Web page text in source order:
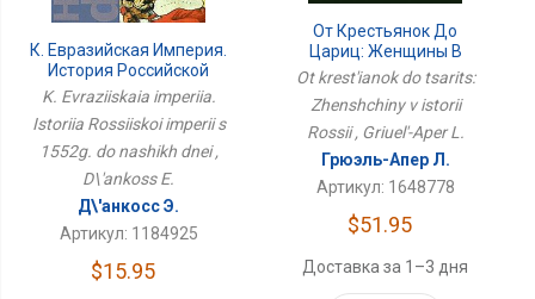
К. Евразийская Империя.
История Российской
Империи С 1552г. До
Наших Дней
K. Evraziiskaia imperiia.
Istoriia Rossiiskoi imperii s
1552g. do nashikh dnei ,
D\'ankoss E.
Д\'анкосс Э.
Артикул: 1184925
$15.95
От Крестьянок До
Цариц: Женщины В
Истории России
Ot krest'ianok do tsarits:
Zhenshchiny v istorii
Rossii , Griuel'-Aper L.
Грюэль-Апер Л.
Артикул: 1648778
$51.95
Доставка за 1–3 дня